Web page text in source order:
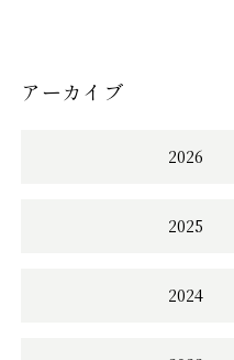
アーカイブ
2026
2025
2024